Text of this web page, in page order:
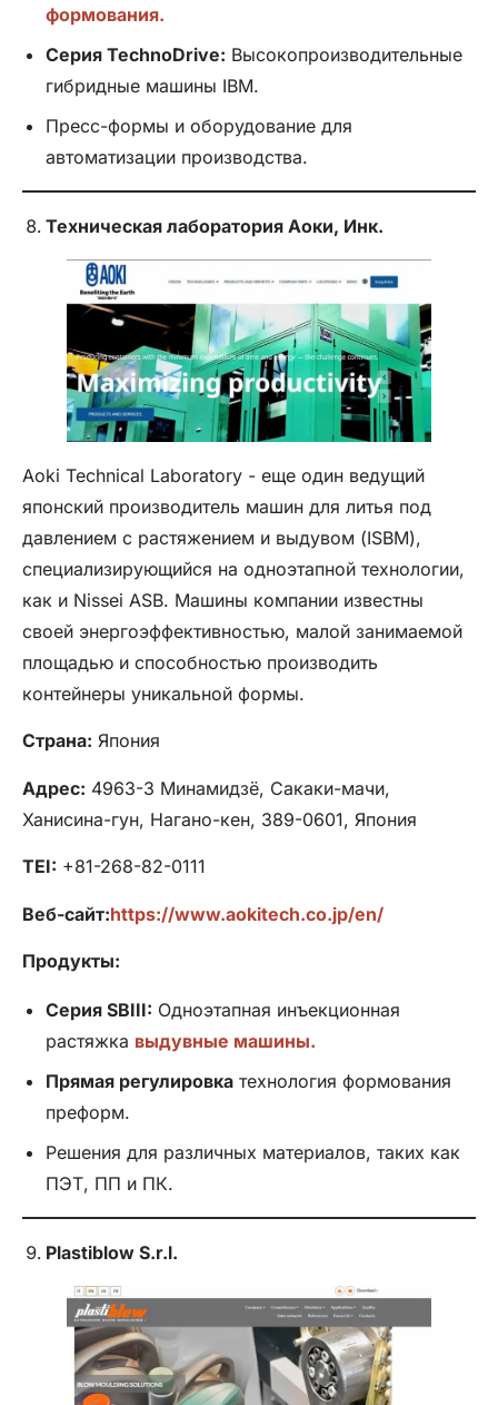
формования.
Серия TechnoDrive: Высокопроизводительные
гибридные машины IBM.
Пресс-формы и оборудование для
автоматизации производства.
Техническая лаборатория Аоки, Инк.
Aoki Technical Laboratory - еще один ведущий
японский производитель машин для литья под
давлением с растяжением и выдувом (ISBM),
специализирующийся на одноэтапной технологии,
как и Nissei ASB. Машины компании известны
своей энергоэффективностью, малой занимаемой
площадью и способностью производить
контейнеры уникальной формы.
Страна: Япония
Адрес: 4963-3 Минамидзё, Сакаки-мачи,
Ханисина-гун, Нагано-кен, 389-0601, Япония
TEI: +81-268-82-0111
Веб-сайт:https://www.aokitech.co.jp/en/
Продукты:
Серия SBIII: Одноэтапная инъекционная
растяжка выдувные машины.
Прямая регулировкатехнология формования
преформ.
Решения для различных материалов, таких как
ПЭТ, ПП и ПК.
Plastiblow S.r.l.